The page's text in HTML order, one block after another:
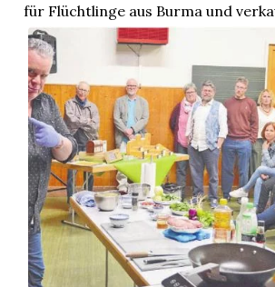
für Flüchtlinge aus Burma und